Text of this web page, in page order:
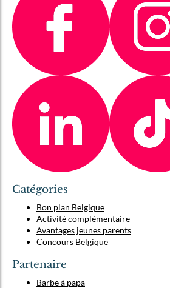
Catégories
Bon plan Belgique
Activité complémentaire
Avantages jeunes parents
Concours Belgique
Partenaire
Barbe à papa